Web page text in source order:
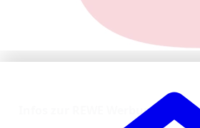
Infos zur REWE Werbung KW 26: